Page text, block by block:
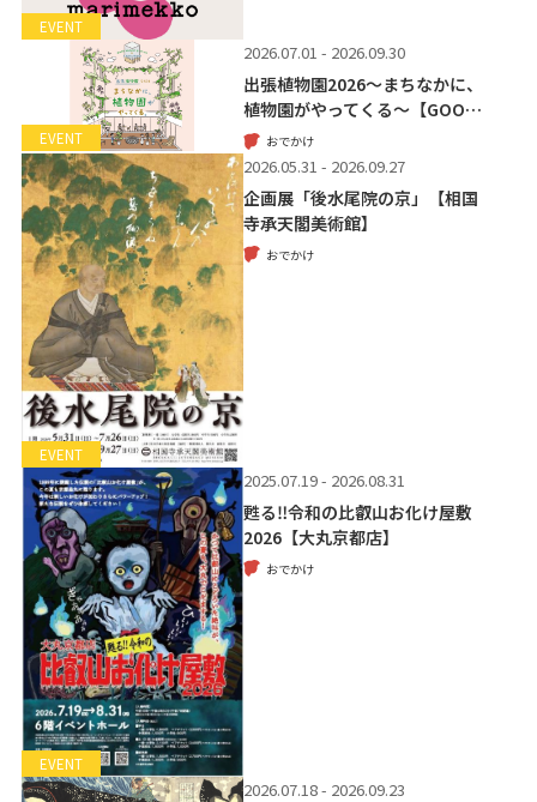
EVENT
EVENT
2026.07.01 - 2026.09.30
出張植物園2026～まちなかに、
植物園がやってくる～【GOO…
おでかけ
EVENT
2026.05.31 - 2026.09.27
企画展「後水尾院の京」【相国
寺承天閣美術館】
おでかけ
EVENT
2025.07.19 - 2026.08.31
甦る‼令和の比叡山お化け屋敷
2026【大丸京都店】
おでかけ
2026.07.18 - 2026.09.23